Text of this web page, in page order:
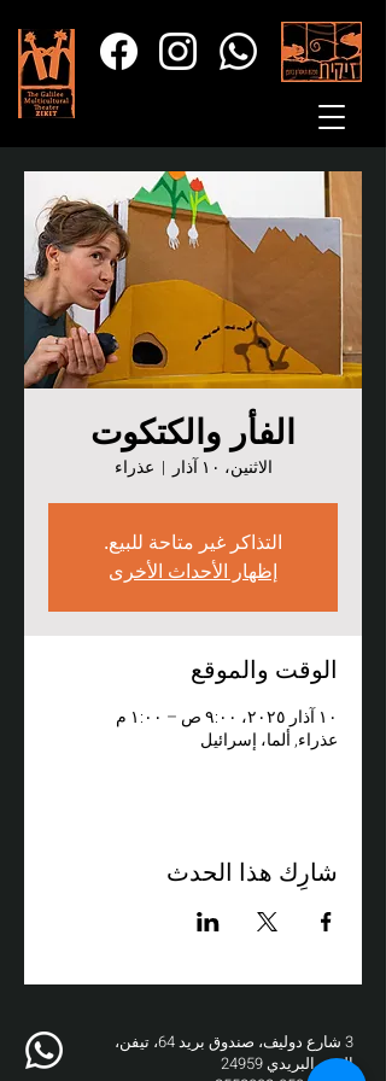
الفأر والكتكوت
الاثنين، ١٠ آذار
  |
عذراء
التذاكر غير متاحة للبيع.
إظهار الأحداث الأخرى
الوقت والموقع
١٠ آذار ٢٠٢٥، ٩:٠٠ ص – ١:٠٠ م
عذراء, ألما، إسرائيل
شارِك هذا الحدث
3 شارع دوليف، صندوق بريد 64، تيفن،
الرمز البريدي 24959